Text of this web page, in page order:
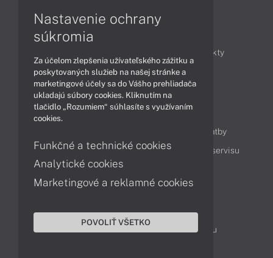
Produkty
Technológie
Videá
Obsah
Možnosti doručenia a platby
Podpora a servis
Servisné služby Cenník servisu
Kontakty
043 4224 771
Obchodné oddelenie
Reklamácia tovaru
Nastavenie ochrany
súkromia
Za účelom zlepšenia užívateľského zážitku a
poskytovaných služieb na našej stránke a
marketingové účely sa do Vášho prehliadača
ukladajú súbory cookies. Kliknutím na
tlačidlo „Rozumiem“ súhlasíte s využívaním
cookies.
Funkčné a technické cookies
Analytické cookies
Marketingové a reklamné cookies
POVOLIŤ VŠETKO